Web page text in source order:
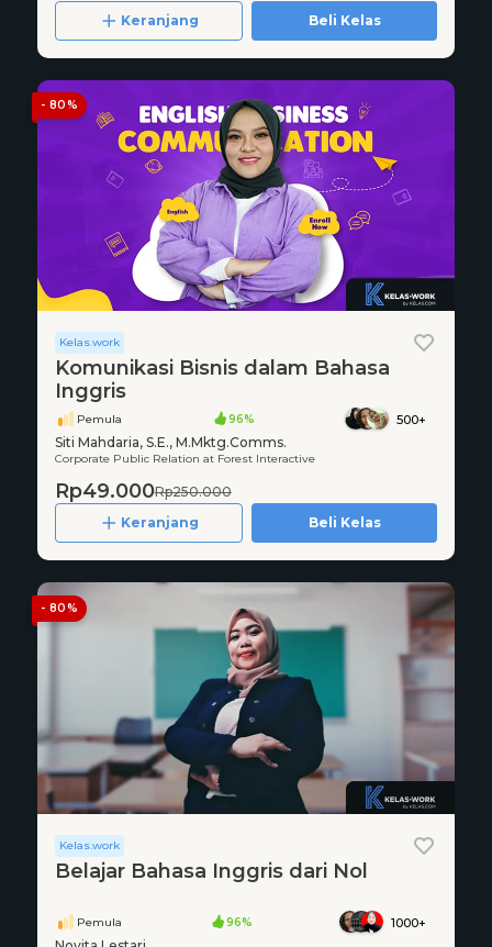
Keranjang Beli Kelas
- 80%
Kelas.work
Komunikasi Bisnis dalam Bahasa
Inggris
Pemula 96% 500+
Siti Mahdaria, S.E., M.Mktg.Comms.
Corporate Public Relation at Forest Interactive
Rp49.000Rp250.000
Keranjang
Beli Kelas
- 80%
Kelas.work
Belajar Bahasa Inggris dari Nol
Pemula 96% 1000+